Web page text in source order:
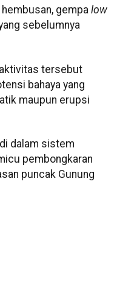
gempa low
sebelumnya
tersebut
bahaya yang
maupun erupsi
dalam sistem
pembongkaran
puncak Gunung